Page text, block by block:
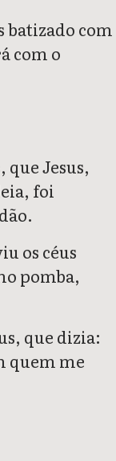
batizado com
com o
que Jesus,
foi
os céus
pomba,
que dizia:
quem me